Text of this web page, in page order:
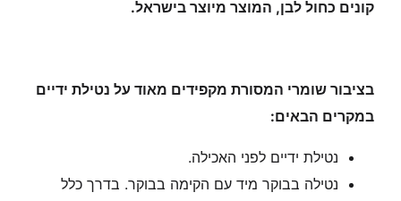
קונים כחול לבן, המוצר מיוצר בישראל.
בציבור שומרי המסורת מקפידים מאוד על נטילת ידיים
במקרים הבאים:
נטילת ידיים לפני האכילה.
נטילה בבוקר מיד עם הקימה בבוקר. בדרך כלל